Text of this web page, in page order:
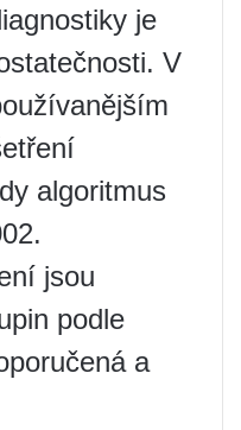
je
V
algoritmus
jsou
podle
a